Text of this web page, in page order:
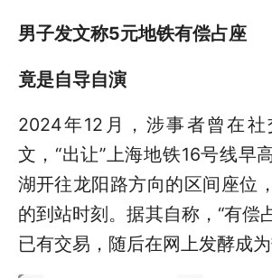
男子发文称5元地铁有偿占座
竟是自导自演
2024年12月，涉事者曾在
文，“出让”上海地铁16号线早
湖开往龙阳路方向的区间座位
的到站时刻。据其自称，“有偿
已有交易，随后在网上发酵成为